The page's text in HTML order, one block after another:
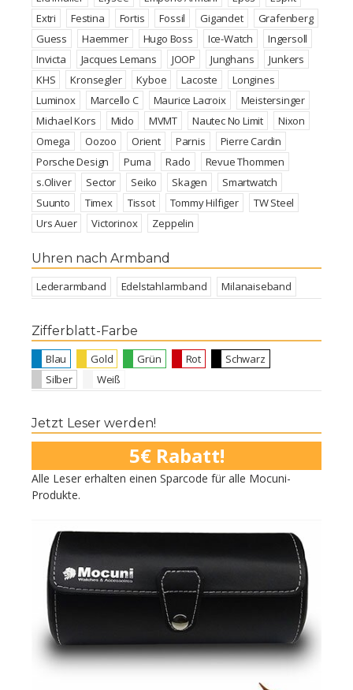
Extri
Festina Fortis Fossil Gigandet
Grafenberg
Guess
Haemmer Hugo Boss Ice-Watch
Ingersoll
Invicta
Jacques Lemans JOOP Junghans
Junkers
KHS
Kronsegler Kyboe Lacoste
Longines
Luminox
Marcello C Maurice Lacroix
Meistersinger
Michael Kors
Mido MVMT Nautec No Limit
Nixon
Omega
Oozoo Orient Parnis
Pierre Cardin
Porsche Design
Puma Rado
Revue Thommen
s.Oliver
Sector Seiko Skagen
Smartwatch
Suunto
Timex Tissot Tommy Hilfiger
TW Steel
Urs Auer
Victorinox Zeppelin
Uhren nach Armband
Lederarmband Edelstahlarmband Milanaiseband
Zifferblatt-Farbe
Blau Gold Grün Rot
Schwarz
Silber
Weiß
Jetzt Leser werden!
5€ Rabatt!
Alle Leser erhalten einen Sparcode für alle Mocuni-
Produkte.